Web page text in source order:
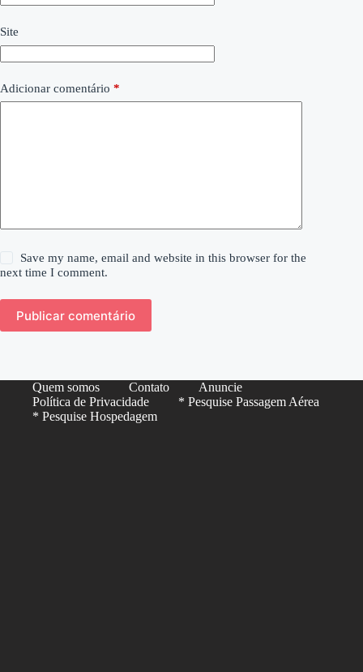
Site
Adicionar comentário *
Save my name, email and website in this browser for the
next time I comment.
Publicar comentário
Quem somos Contato
Anuncie
Política de Privacidade
* Pesquise Passagem Aérea
* Pesquise Hospedagem